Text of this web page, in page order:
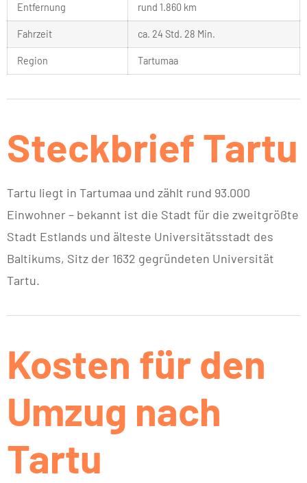
Entfernung rund 1.860 km
Fahrzeit ca. 24 Std. 28 Min.
Region Tartumaa
Steckbrief Tartu
Tartu liegt in Tartumaa und zählt rund 93.000
Einwohner – bekannt ist die Stadt für die zweitgrößte
Stadt Estlands und älteste Universitätsstadt des
Baltikums, Sitz der 1632 gegründeten Universität
Tartu.
Kosten für den
Umzug nach
Tartu